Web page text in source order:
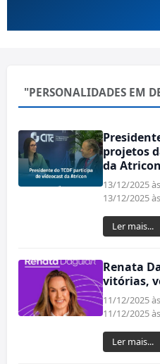
"PERSONALIDADES EM
projetos
da
13/12/2025
13/12/2025
Ler mais...
Renata
vitórias,
11/12/2025
11/12/2025
Ler mais...